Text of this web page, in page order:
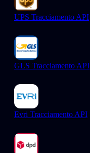
UPS Tracciamento API
GLS Tracciamento API
Evri Tracciamento API